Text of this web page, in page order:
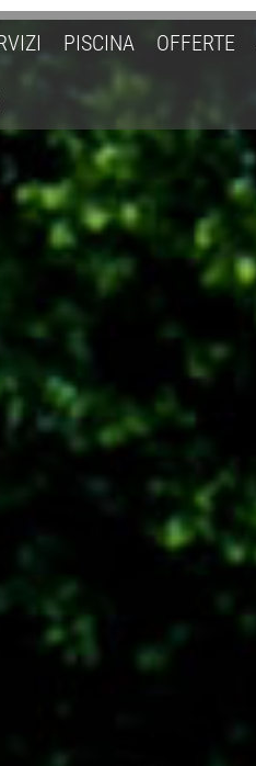
PISCINA OFFERTE